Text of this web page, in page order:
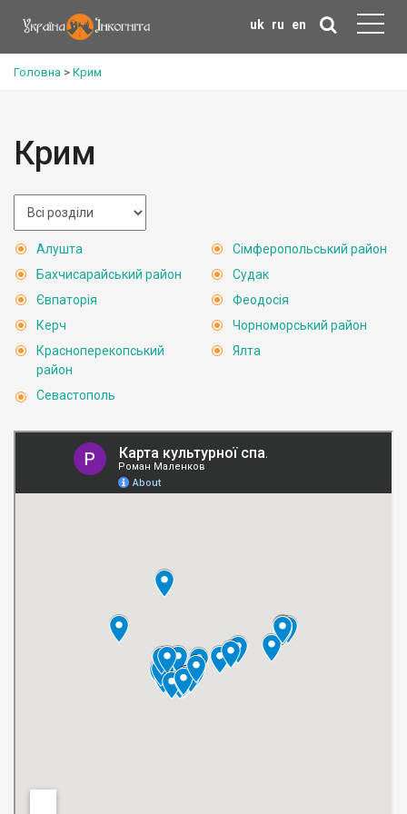
uk ru en
Головна > Крим
Крим
Алушта
Бахчисарайський район
Євпаторія
Керч
Красноперекопський
район
Севастополь
Сімферопольський район
Судак
Феодосія
Чорноморський район
Ялта